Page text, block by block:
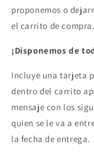
proponemos o
el carrito de compra.
¡Disponemos de
Incluye una tarjeta
dentro del carrito
mensaje con los
quien se le va a
la fecha de entrega.